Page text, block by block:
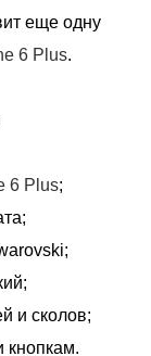
еще одну
6 Plus.
6 Plus;
и сколов;
кнопкам.